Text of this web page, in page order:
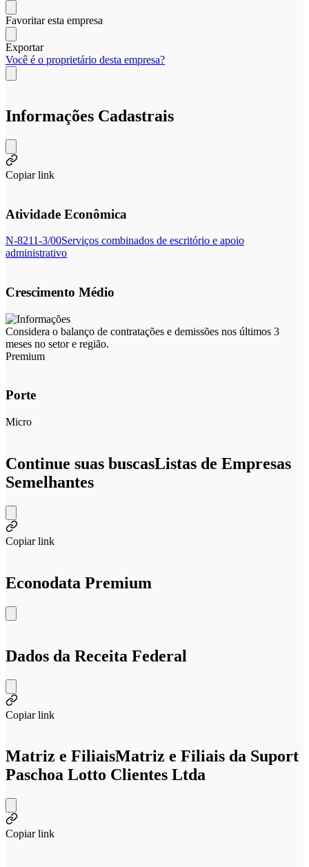
Favoritar esta empresa
Exportar
Você é o proprietário desta empresa?
Informações Cadastrais
Copiar link
Atividade Econômica
N-8211-3/00Serviços combinados de escritório e apoio
administrativo
Crescimento Médio
Considera o balanço de contratações e demissões nos últimos 3
meses no setor e região.
Premium
Porte
Micro
Continue suas buscasListas de Empresas
Semelhantes
Copiar link
Econodata Premium
Dados da Receita Federal
Copiar link
Matriz e FiliaisMatriz e Filiais da Suport
Paschoa Lotto Clientes Ltda
Copiar link